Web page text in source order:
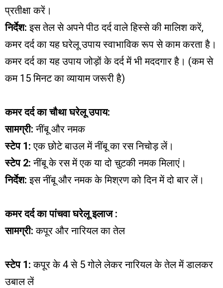
प्रतीक्षा करें।
निर्देश: इस तेल से अपने पीठ दर्द वाले हिस्से की मालिश करें,
कमर दर्द का यह घरेलू उपाय स्वाभाविक रूप से काम करता है।
कमर दर्द का यह उपाय जोड़ों के दर्द में भी मददगार है। (कम से
कम 15 मिनट का व्यायाम जरूरी है)
कमर दर्द का चौथा घरेलू उपाय:
सामग्री: नींबू और नमक
स्टेप 1: एक छोटे बाउल में नींबू का रस निचोड़ लें।
स्टेप 2: नींबू के रस में एक या दो चुटकी नमक मिलाएं।
निर्देश: इस नींबू और नमक के मिश्रण को दिन में दो बार लें।
कमर दर्द का पांचवा घरेलू इलाज :
सामग्री: कपूर और नारियल का तेल
स्टेप 1: कपूर के 4 से 5 गोले लेकर नारियल के तेल में डालकर
उबाल लें